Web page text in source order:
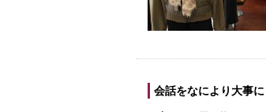
会話をなにより大事